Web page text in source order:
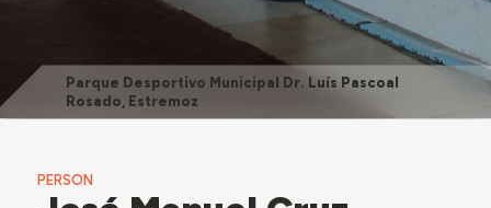
Parque Desportivo Municipal Dr. Luís Pascoal
Rosado, Estremoz
PERSON